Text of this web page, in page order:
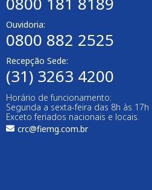
Ouvidoria:
0800 882 2525
Recepção Sede:
(31) 3263 4200
Horário de funcionamento:
Segunda a sexta-feira das 8h às 17h
Exceto feriados nacionais e locais.
crc@fiemg.com.br